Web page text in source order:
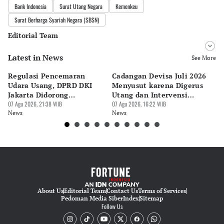
Bank Indonesia Surat Utang Negara
Kemenkeu
Surat Berharga Syariah Negara (SBSN)
Editorial Team
Editor
Editor
Tanayastri Dini
Latest in News See More
Regulasi Pencemaran
Udara Usang, DPRD DKI
Jakarta Didorong
Prioritaskan Revisi Perda
07 Agu 2026, 21:38 WIB
News
Cadangan Devisa Juli 2026
Menyusut karena Digerus
Utang dan Intervensi
Rupiah
07 Agu 2026, 16:22 WIB
News
About UsEditorial TeamContact UsTerms of Services
Pedoman Media SiberIndexSitemap
Follow Us